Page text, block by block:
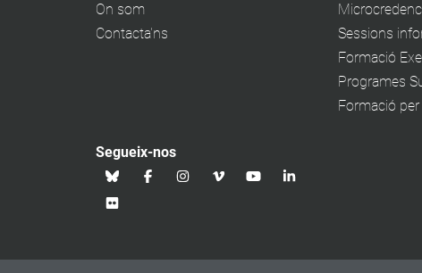
On som
Contacta'ns
Sessions
Formació
Programes
Formació
Segueix-nos